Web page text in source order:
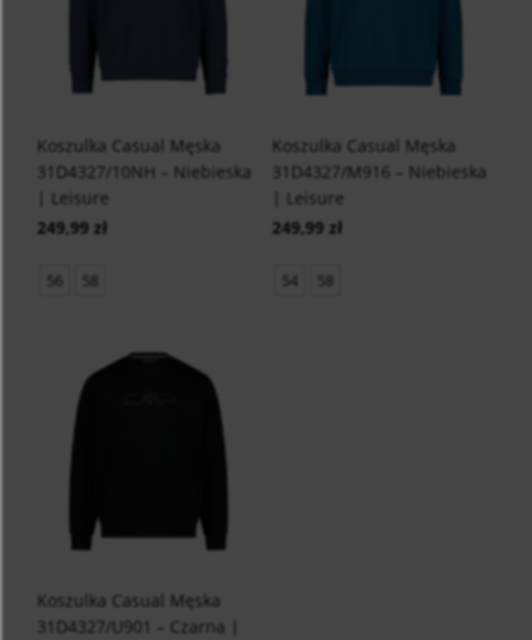
Koszulka Casual Męska
31D4327/10NH – Niebieska
| Leisure
249,99 zł
56 58
Koszulka Casual Męska
31D4327/M916 – Niebieska
| Leisure
249,99 zł
54 58
Koszulka Casual Męska
31D4327/U901 – Czarna |